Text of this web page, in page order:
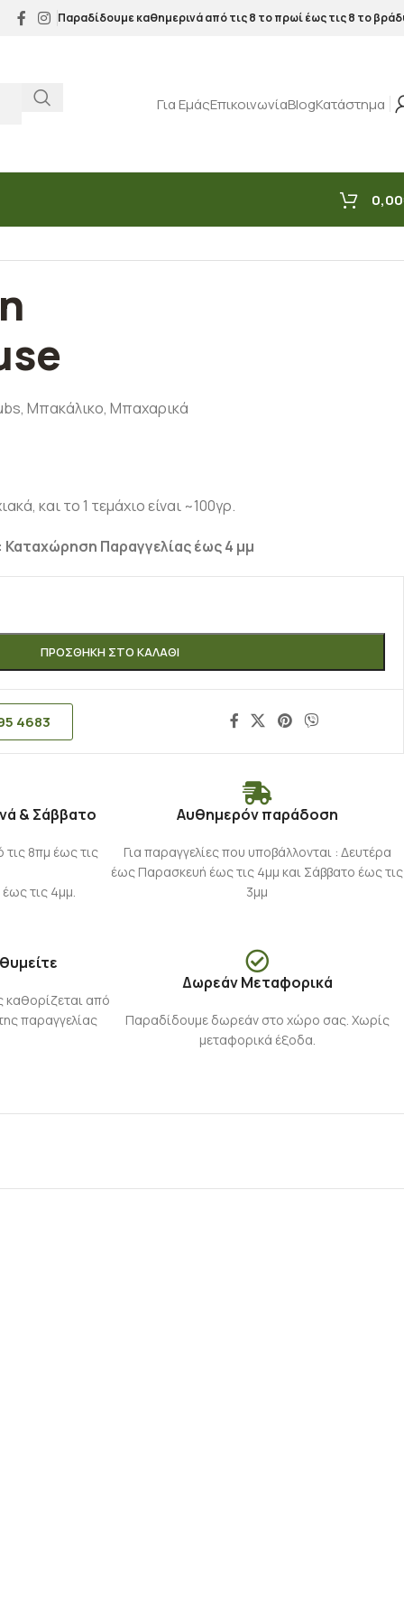
Παραδίδουμε καθημερινά από τις 8 το πρωί έως τις 8 το
Για ΕμάςΕπικοινωνίαBlogΚατάστημα
0,00
, Μπακάλικο, Μπαχαρικά
και το 1 τεμάχιο είναι ~100γρ.
Παραγγελίας έως 4 μμ
ΠΡΟΣΘΉΚΗ ΣΤΟ ΚΑΛΆΘΙ
4683
& Σάββατο
8πμ έως τις
τις 4μμ.
Αυθημερόν παράδοση
Για παραγγελίες που υποβάλλονται : Δευτέρα
έως Παρασκευή έως τις 4μμ και Σάββατο έως τις
3μμ
από
παραγγελίας
Δωρεάν Μεταφορικά
Παραδίδουμε δωρεάν στο χώρο σας. Χωρίς
μεταφορικά έξοδα.